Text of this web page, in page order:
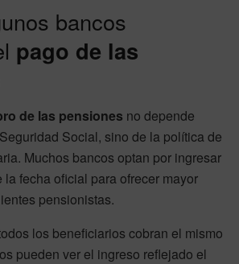
bancos
pago de las
de las pensiones no depende
Social, sino de la política de
Muchos bancos optan por ingresar
fecha oficial para ofrecer mayor
pensionistas.
los beneficiarios cobran el mismo
pueden ver el ingreso reflejado el